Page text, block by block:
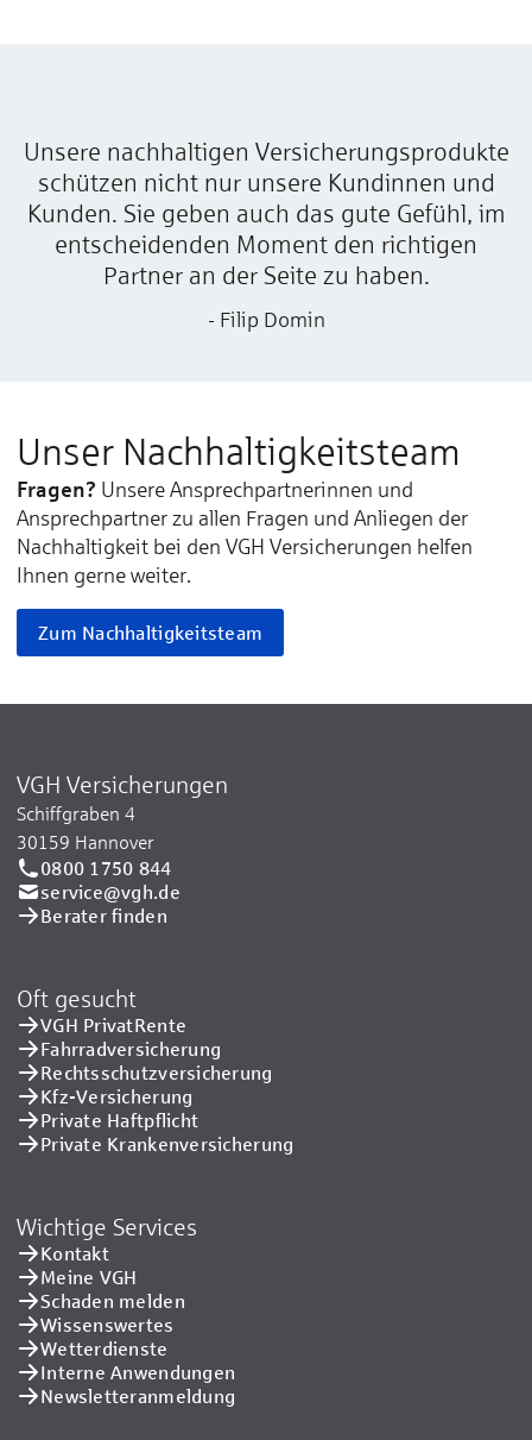
Unsere nachhaltigen Versicherungsprodukte
schützen nicht nur unsere Kundinnen und
Kunden. Sie geben auch das gute Gefühl, im
entscheidenden Moment den richtigen
Partner an der Seite zu haben.
- Filip Domin
Unser Nachhaltigkeitsteam
Fragen? Unsere Ansprechpartnerinnen und
Ansprechpartner zu allen Fragen und Anliegen der
Nachhaltigkeit bei den VGH Versicherungen helfen
Ihnen gerne weiter.
Zum Nachhaltigkeitsteam
VGH Versicherungen
Schiffgraben 4
30159 Hannover
0800 1750 844
service@vgh.de
Berater finden
Oft gesucht
VGH PrivatRente
Fahrradversicherung
Rechtsschutzversicherung
Kfz-Versicherung
Private Haftpflicht
Private Kranken­versicherung
Wichtige Services
Kontakt
Meine VGH
Schaden melden
Wissenswertes
Wetterdienste
Interne Anwendungen
Newsletteranmeldung